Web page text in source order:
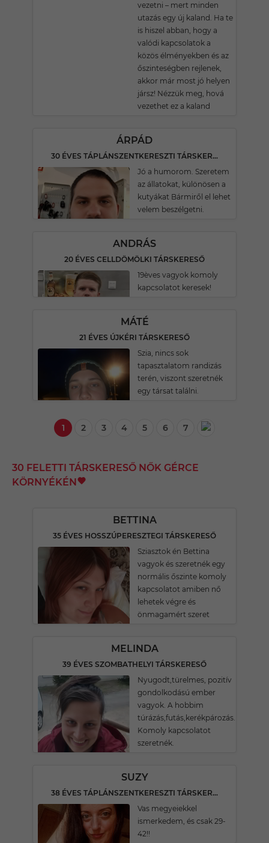
vezetni – mert minden
utazás egy új kaland. Ha te
is hiszel abban, hogy a
valódi kapcsolatok a
közös élményekben és az
őszinteségben rejlenek,
akkor már most jó helyen
jársz! Nézzük meg, hová
vezethet ez a kaland
ÁRPÁD
30 ÉVES TÁPLÁNSZENTKERESZTI TÁRSKERESŐ
Jó a humorom. Szeretem
az állatokat, különösen a
kutyákat Bármiről el lehet
velem beszélgetni.
ANDRÁS
20 ÉVES CELLDÖMÖLKI TÁRSKERESŐ
19èves vagyok komoly
kapcsolatot keresek!
MÁTÉ
21 ÉVES ÚJKÉRI TÁRSKERESŐ
Szia, nincs sok
tapasztalatom randizás
terén, viszont szeretnék
egy társat találni.
1 2 3 4 5 6 7
30 FELETTI TÁRSKERESŐ NŐK GÉRCE
KÖRNYÉKÉN
BETTINA
35 ÉVES HOSSZÚPERESZTEGI TÁRSKERESŐ
Sziasztok én Bettina
vagyok és szeretnék egy
normális őszinte komoly
kapcsolatot amiben nő
lehetek végre és
önmagamért szeret
MELINDA
39 ÉVES SZOMBATHELYI TÁRSKERESŐ
Nyugodt,türelmes, pozitív
gondolkodású ember
vagyok. A hobbim
túrázás,futás,kerékpározás.
Komoly kapcsolatot
szeretnék.
SUZY
38 ÉVES TÁPLÁNSZENTKERESZTI TÁRSKERESŐ
Vas megyeiekkel
ismerkedem, és csak 29-
42!!